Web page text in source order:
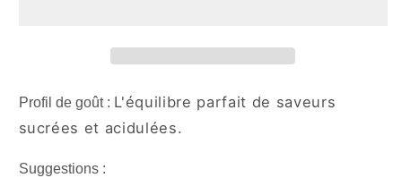
Profil de goût : L'équilibre parfait de saveurs
sucrées et acidulées.
Suggestions :